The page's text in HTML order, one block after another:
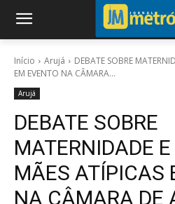
Início Arujá
DEBATE SOBRE
EM EVENTO NA CÂMARA...
Arujá
DEBATE SOBRE
MATERNIDADE
MÃES ATÍPICAS
NA CÂMARA DE